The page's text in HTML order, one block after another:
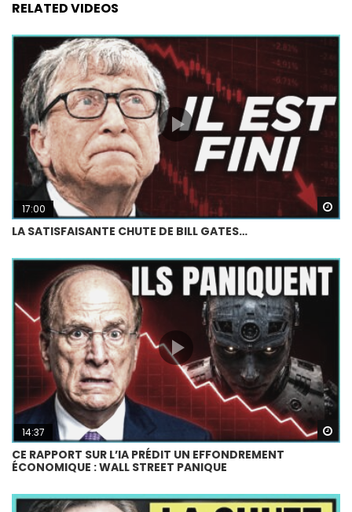
RELATED VIDEOS
17:00
LA SATISFAISANTE CHUTE DE BILL GATES…
14:37
CE RAPPORT SUR L’IA PRÉDIT UN EFFONDREMENT
ÉCONOMIQUE : WALL STREET PANIQUE